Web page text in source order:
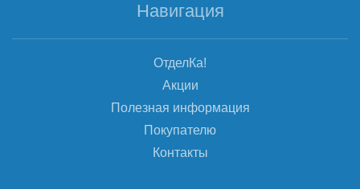
Навигация
ОтделКа!
Акции
Полезная информация
Покупателю
Контакты